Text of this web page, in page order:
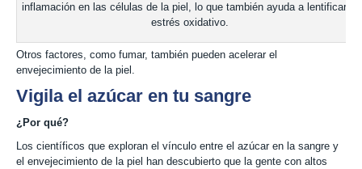
inflamación en las células de la piel, lo que también ayuda a lentificar el
estrés oxidativo.
Otros factores, como fumar, también pueden acelerar el
envejecimiento de la piel.
Vigila el azúcar en tu sangre
¿Por qué?
Los científicos que exploran el vínculo entre el azúcar en la sangre y
el envejecimiento de la piel han descubierto que la gente con altos